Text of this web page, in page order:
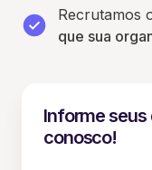
Recrutamos
que sua
Informe
conosco!